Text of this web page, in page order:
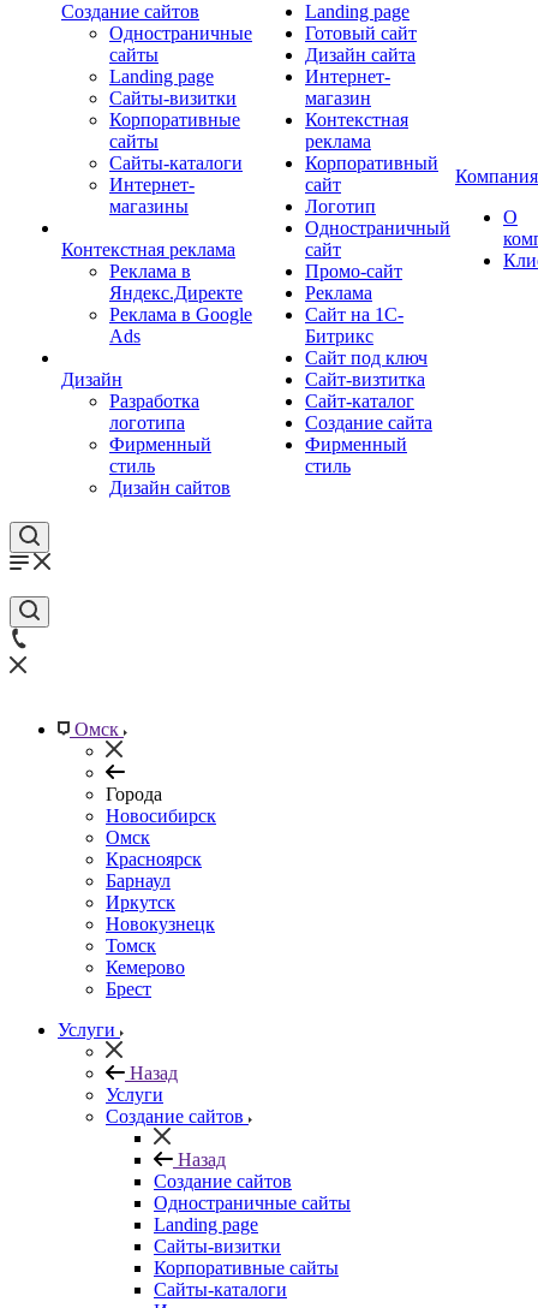
Создание сайтов
Одностраничные
сайты
Landing page
Сайты-визитки
Корпоративные
сайты
Сайты-каталоги
Интернет-
магазины
Контекстная реклама
Реклама в
Яндекс.Директе
Реклама в Google
Ads
Дизайн
Разработка
логотипа
Фирменный
стиль
Дизайн сайтов
Landing page
Готовый сайт
Дизайн сайта
Интернет-
магазин
Контекстная
реклама
Корпоративный
сайт
Логотип
Одностраничный
сайт
Промо-сайт
Реклама
Сайт на 1С-
Битрикс
Сайт под ключ
Сайт-визтитка
Сайт-каталог
Создание сайта
Фирменный
стиль
Компания
О
Омск
Города
Новосибирск
Омск
Красноярск
Барнаул
Иркутск
Новокузнецк
Томск
Кемерово
Брест
Услуги
Назад
Услуги
Создание сайтов
Назад
Создание сайтов
Одностраничные сайты
Landing page
Сайты-визитки
Корпоративные сайты
Сайты-каталоги